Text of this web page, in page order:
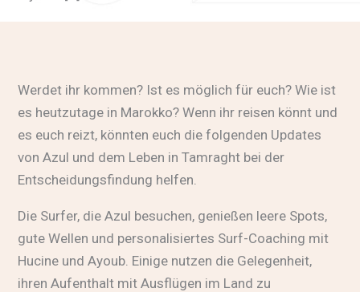
Werdet ihr kommen? Ist es möglich für euch? Wie ist
es heutzutage in Marokko? Wenn ihr reisen könnt und
es euch reizt, könnten euch die folgenden Updates
von Azul und dem Leben in Tamraght bei der
Entscheidungsfindung helfen.
Die Surfer, die Azul besuchen, genießen leere Spots,
gute Wellen und personalisiertes Surf-Coaching mit
Hucine und Ayoub. Einige nutzen die Gelegenheit,
ihren Aufenthalt mit Ausflügen im Land zu